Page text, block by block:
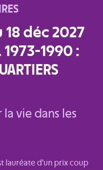
18 déc 2027
1973-1990 :
vie dans les
lauréate d'un prix coup